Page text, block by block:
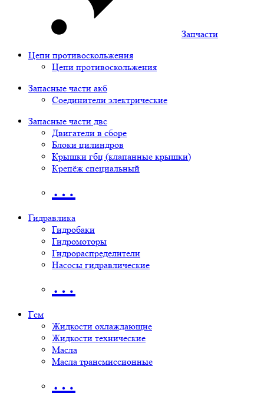
Запчасти
Цепи противоскольжения
Цепи противоскольжения
Запасные части акб
Соединители электрические
Запасные части двс
Двигатели в сборе
Блоки цилиндров
Крышки гбц (клапанные крышки)
Крепёж специальный
…
Гидравлика
Гидробаки
Гидромоторы
Гидрораспределители
Насосы гидравлические
…
Гсм
Жидкости охлаждающие
Жидкости технические
Масла
Масла трансмиссионные
…